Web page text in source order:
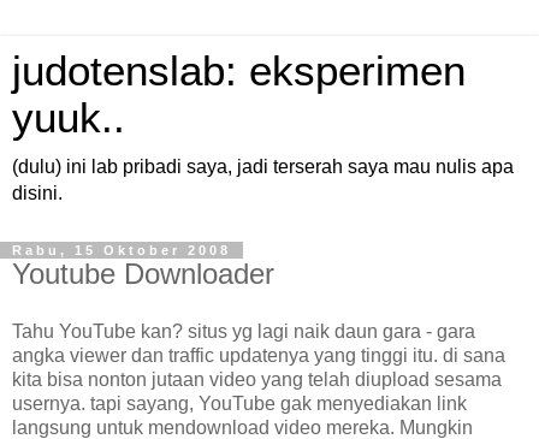
judotenslab: eksperimen
yuuk..
(dulu) ini lab pribadi saya, jadi terserah saya mau nulis apa
disini.
Rabu, 15 Oktober 2008
Youtube Downloader
Tahu YouTube kan? situs yg lagi naik daun gara - gara
angka viewer dan traffic updatenya yang tinggi itu. di sana
kita bisa nonton jutaan video yang telah diupload sesama
usernya. tapi sayang, YouTube gak menyediakan link
langsung untuk mendownload video mereka. Mungkin